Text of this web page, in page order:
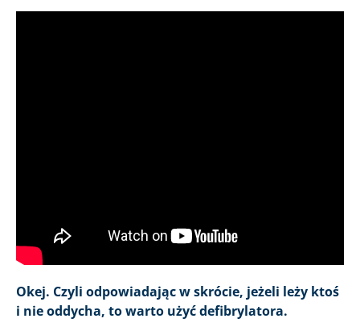
Okej. Czyli odpowiadając w skrócie, jeżeli leży ktoś
i nie oddycha, to warto użyć defibrylatora.